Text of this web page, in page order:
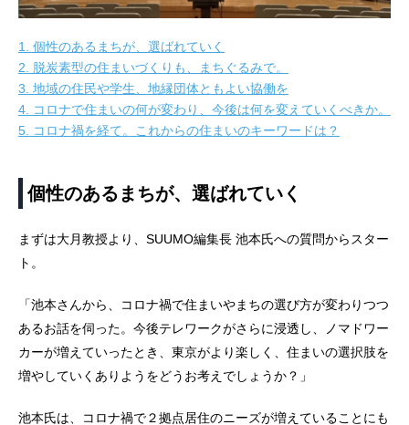
1.
個性のあるまちが、選ばれていく
2.
脱炭素型の住まいづくりも、まちぐるみで。
3. 地域の住民や学生、地縁団体ともよい協働を
4.
コロナで住まいの何が変わり、今後は何を変えていくべきか。
5.
コロナ禍を経て。これからの住まいのキーワードは？
個性のあるまちが、選ばれていく
まずは大月教授より、SUUMO編集長 池本氏への質問からスター
ト。
「池本さんから、コロナ禍で住まいやまちの選び方が変わりつつ
あるお話を伺った。今後テレワークがさらに浸透し、ノマドワー
カーが増えていったとき、東京がより楽しく、住まいの選択肢を
増やしていくありようをどうお考えでしょうか？」
池本氏は、コロナ禍で２拠点居住のニーズが増えていることにも